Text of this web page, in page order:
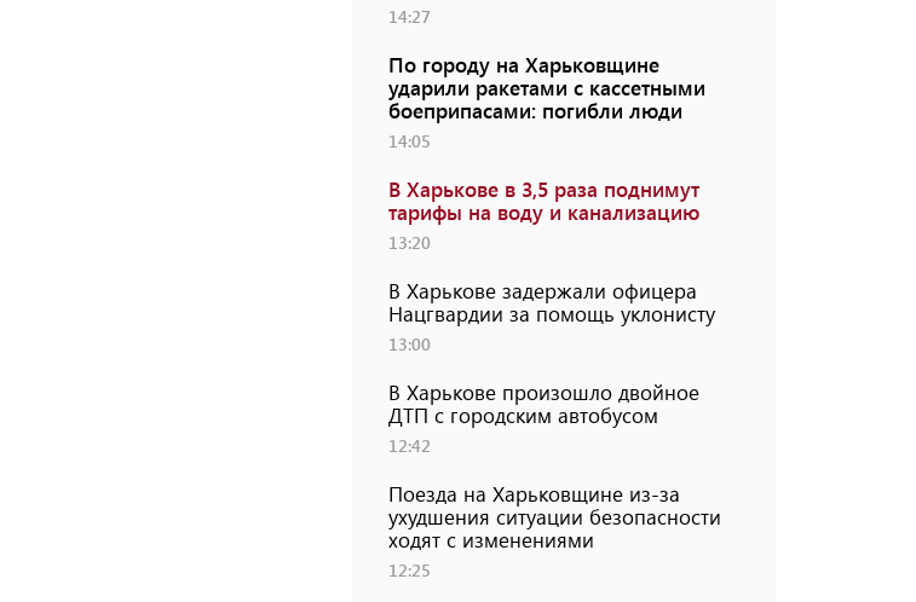
14:27
По городу на Харьковщине
ударили ракетами с кассетными
боеприпасами: погибли люди
14:05
В Харькове в 3,5 раза поднимут
тарифы на воду и канализацию
13:20
В Харькове задержали офицера
Нацгвардии за помощь уклонисту
13:00
В Харькове произошло двойное
ДТП с городским автобусом
12:42
Поезда на Харьковщине из-за
ухудшения ситуации безопасности
ходят с изменениями
12:25